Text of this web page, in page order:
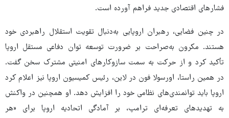
فشارهای اقتصادی جدید فراهم آورده است.
در چنین فضایی، رهبران اروپایی به‌دنبال تقویت استقلال راهبردی خود
هستند. مکرون به‌صراحت بر ضرورت توسعه توان دفاعی مستقل اروپا
تأکید کرد و از حرکت به سمت سازوکارهای امنیتی مشترک سخن گفت.
در همین راستا، اورسولا فون در لاین، رئیس کمیسیون اروپا نیز اعلام کرد
اروپا باید توانمندی‌های نظامی خود را افزایش دهد. او همچنین در واکنش
به تهدیدهای تعرفه‌ای ترامپ، بر آمادگی اتحادیه اروپا برای «هر